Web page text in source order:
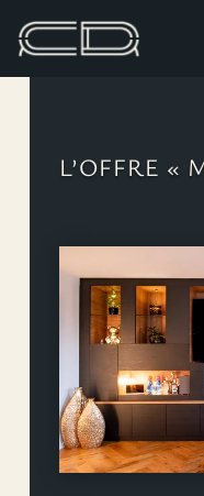
L’OFFRE «